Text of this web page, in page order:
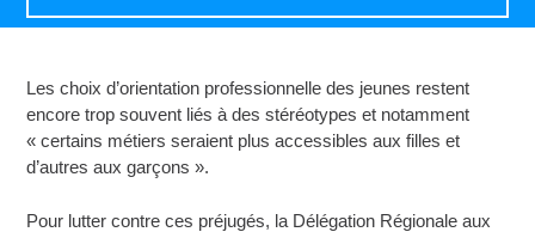
Les choix d’orientation professionnelle des jeunes restent
encore trop souvent liés à des stéréotypes et notamment
« certains métiers seraient plus accessibles aux filles et
d’autres aux garçons ».
Pour lutter contre ces préjugés, la Délégation Régionale aux